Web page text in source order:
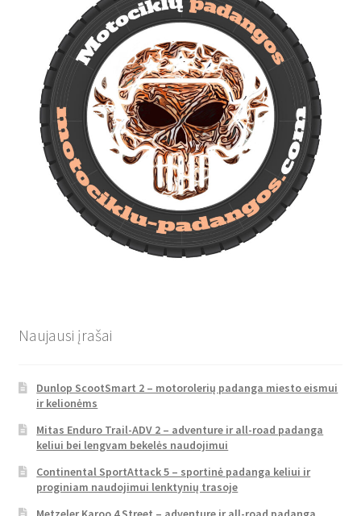
Naujausi įrašai
Dunlop ScootSmart 2 – motorolerių padanga miesto eismui
ir kelionėms
Mitas Enduro Trail-ADV 2 – adventure ir all-road padanga
keliui bei lengvam bekelės naudojimui
Continental SportAttack 5 – sportinė padanga keliui ir
proginiam naudojimui lenktynių trasoje